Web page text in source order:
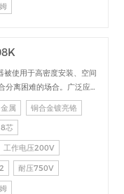
被使用于高密度安装、空间
分离困难的场合。广泛应用
医疗设备、测试检测设
集、工业控制等场合的交
等的信号连接传输。
金属 铜合金镀亮铬
8芯
工作电压200V
耐压750V